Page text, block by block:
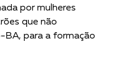
por mulheres
que não
BA, para a formação